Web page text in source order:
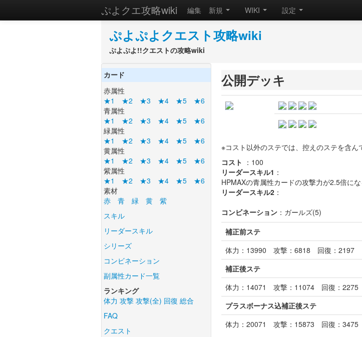
ぷよクエ攻略wiki 編集 新規 WIKI 設定
ぷよぷよクエスト攻略wiki
ぷよぷよ!!クエストの攻略wiki
カード
赤属性
★1
★2 ★3 ★4 ★5
★6
青属性
★1
★2 ★3 ★4 ★5
★6
緑属性
★1
★2 ★3 ★4 ★5
★6
黄属性
★1
★2 ★3 ★4 ★5
★6
紫属性
★1
★2 ★3 ★4 ★5
★6
素材
赤
青 緑 黄
紫
スキル
リーダースキル
シリーズ
コンビネーション
副属性カード一覧
ランキング
体力 攻撃 攻撃(全) 回復 総合
FAQ
クエスト
公開デッキ
※コスト以外のステでは、控えのステを含ん
コスト ： 100
リーダースキル1 ：
HPMAXの青属性カードの攻撃力が2.5倍にな
リーダースキル2 ：
コンビネーション ： ガールズ(5)
補正前ステ
体力： 13990 攻撃： 6818 回復： 2197
補正後ステ
体力： 14071 攻撃： 11074 回復： 2275
プラスボーナス込補正後ステ
体力： 20071 攻撃： 15873 回復： 3475